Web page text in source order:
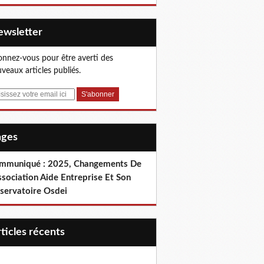
vous pour être averti des
articles publiés.
: 2025, Changements De
Aide Entreprise Et Son
Osdei
récents